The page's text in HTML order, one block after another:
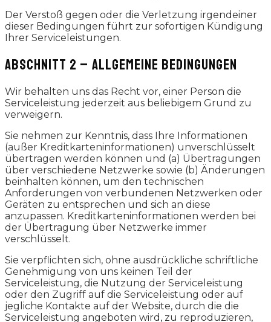
Der Verstoß gegen oder die Verletzung irgendeiner
dieser Bedingungen führt zur sofortigen Kündigung
Ihrer Serviceleistungen.
ABSCHNITT 2 – ALLGEMEINE BEDINGUNGEN
Wir behalten uns das Recht vor, einer Person die
Serviceleistung jederzeit aus beliebigem Grund zu
verweigern.
Sie nehmen zur Kenntnis, dass Ihre Informationen
(außer Kreditkarteninformationen) unverschlüsselt
übertragen werden können und (a) Übertragungen
über verschiedene Netzwerke sowie (b) Änderungen
beinhalten können, um den technischen
Anforderungen von verbundenen Netzwerken oder
Geräten zu entsprechen und sich an diese
anzupassen. Kreditkarteninformationen werden bei
der Übertragung über Netzwerke immer
verschlüsselt.
Sie verpflichten sich, ohne ausdrückliche schriftliche
Genehmigung von uns keinen Teil der
Serviceleistung, die Nutzung der Serviceleistung
oder den Zugriff auf die Serviceleistung oder auf
jegliche Kontakte auf der Website, durch die die
Serviceleistung angeboten wird, zu reproduzieren,